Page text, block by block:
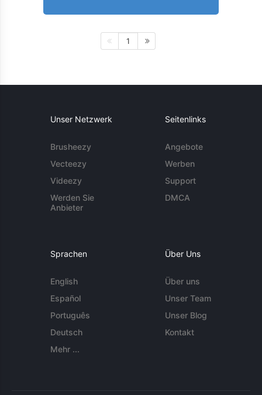
1
Unser Netzwerk
Brusheezy
Vecteezy
Videezy
Werden Sie
Anbieter
Seitenlinks
Angebote
Werben
Support
DMCA
Sprachen
English
Español
Português
Deutsch
Mehr ...
Über Uns
Über uns
Unser Team
Unser Blog
Kontakt